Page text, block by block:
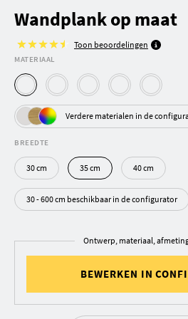
Wandplank op maat
Toon beoordelingen
MATERIAAL
Verdere materialen in de
BREEDTE
30 cm 35 cm 40 cm
30 - 600 cm beschikbaar in de configurator
Ontwerp, materiaal,
BEWERKEN IN